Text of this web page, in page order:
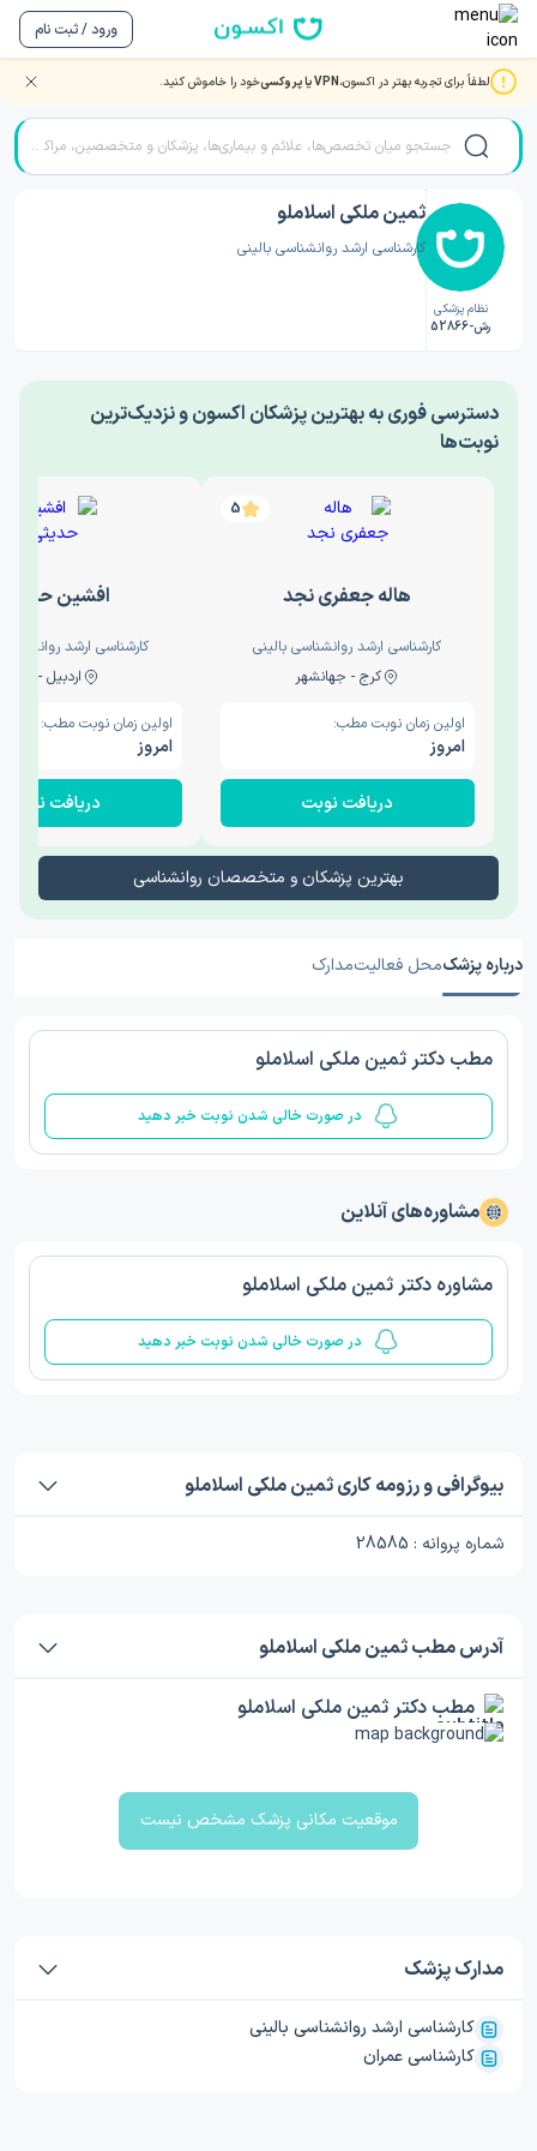
ورود / ثبت نام
لطفاً برای تجربه بهتر در اکسون،VPN یا پروکسی خود را خاموش کنید. صفحه اصلی/دکتر روانشناسی/ثمین ملکی اسلاملو
نظام پزشکی
رش-52866
ثمین ملکی اسلاملو
کارشناسی ارشد روانشناسی بالینی
‎دسترسی فوری به بهترین پزشکان اکسون و نزدیک‌ترین
نوبت‌ها
5
هاله جعفری نجد
کارشناسی ارشد روانشناسی بالینی
کرج - جهانشهر
اولین زمان نوبت مطب:
امروز
دریافت نوبت
افشین
کارشناسی ارشد
اردبیل - والی
اولین زمان نوبت مطب:
امروز
دریافت نوبت
بهترین پزشکان و متخصصان روانشناسی
درباره پزشکمحل فعالیتمدارک
مطب دکتر ثمین ملکی اسلاملو
در صورت خالی شدن نوبت خبر دهید
مشاوره‌های آنلاین
مشاوره دکتر ثمین ملکی اسلاملو
در صورت خالی شدن نوبت خبر دهید
بیوگرافی و رزومه کاری ثمین ملکی اسلاملو
شماره پروانه : 28585
آدرس مطب ثمین ملکی اسلاملو
مطب دکتر ثمین ملکی اسلاملو
موقعیت مکانی پزشک مشخص نیست
مدارک پزشک
کارشناسی ارشد روانشناسی بالینی
کارشناسی عمران